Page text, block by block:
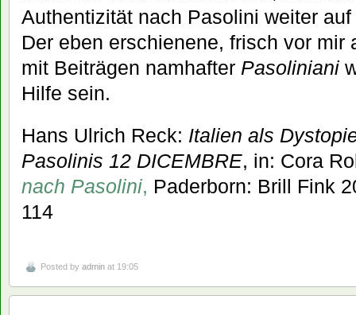
Authentizität nach Pasolini weiter
Der eben erschienene, frisch vor mir
mit Beiträgen namhafter Pasoliniani
Hilfe sein.
Hans Ulrich Reck: Italien als
Pasolinis 12 DICEMBRE, in: Cora
nach Pasolini, Paderborn: Brill Fink
114
Posted by admin at 19:05